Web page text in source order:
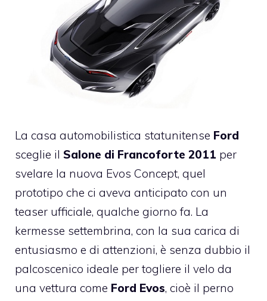
La casa automobilistica statunitense Ford
sceglie il Salone di Francoforte 2011 per
svelare la nuova Evos Concept, quel
prototipo che ci aveva anticipato con un
teaser ufficiale, qualche giorno fa. La
kermesse settembrina, con la sua carica di
entusiasmo e di attenzioni, è senza dubbio il
palcoscenico ideale per togliere il velo da
una vettura come Ford Evos, cioè il perno